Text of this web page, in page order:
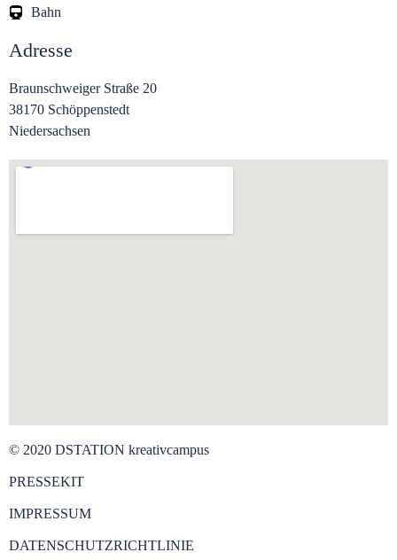
Bahn
Adresse
Braunschweiger Straße 20
38170 Schöppenstedt
Niedersachsen
© 2020 DSTATION kreativcampus
PRESSEKIT
IMPRESSUM
DATENSCHUTZRICHTLINIE